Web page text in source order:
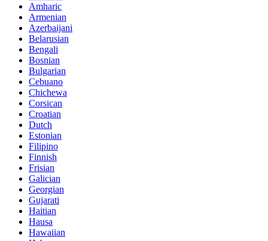
Amharic
Armenian
Azerbaijani
Belarusian
Bengali
Bosnian
Bulgarian
Cebuano
Chichewa
Corsican
Croatian
Dutch
Estonian
Filipino
Finnish
Frisian
Galician
Georgian
Gujarati
Haitian
Hausa
Hawaiian